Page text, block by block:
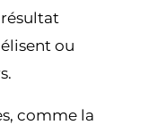
ou
comme la